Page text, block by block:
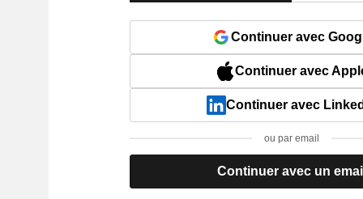
Continuer avec
Continuer avec
Continuer avec
ou par email
Continuer avec un email